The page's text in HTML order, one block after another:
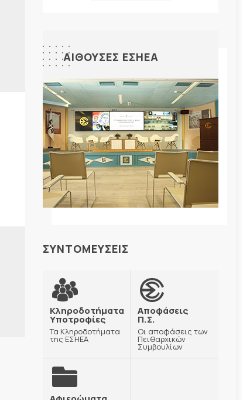
ΑΙΘΟΥΣΕΣ ΕΣΗΕΑ
ΣΥΝΤΟΜΕΥΣΕΙΣ
Κληροδοτήματα
Υποτροφίες
Τα Κληροδοτήματα
της ΕΣΗΕΑ
Αποφάσεις
Π.Σ.
Οι αποφάσεις των
Πειθαρχικών
Συμβουλίων